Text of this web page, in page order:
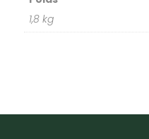
1,8 kg